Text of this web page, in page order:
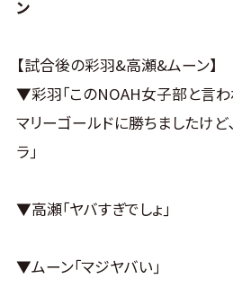
ン
【試合後の彩羽&高瀬&ムーン】
▼彩羽｢このNOAH女子部と言わ
マリーゴールドに勝ちましたけ
ラ｣
▼高瀬｢ヤバすぎでしょ｣
▼ムーン｢マジヤバい｣